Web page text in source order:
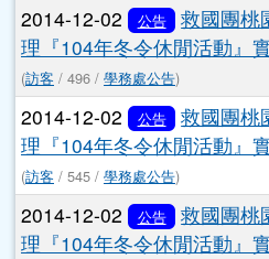
2014-12-02 公告
救國團桃
理『104年冬令休閒活動』
(訪客 / 492 / 學務處公告)
2014-12-02 公告
救國團桃
理『104年冬令休閒活動』
(訪客 / 496 / 學務處公告)
2014-12-02 公告
救國團桃
理『104年冬令休閒活動』